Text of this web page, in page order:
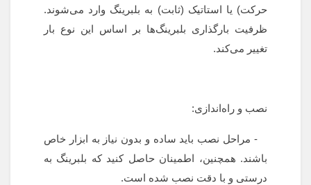
حرکت) یا استاتیک (ثابت) به بلبرینگ وارد می‌شوند.
ظرفیت بارگذاری بلبرینگ‌ها بر اساس این نوع بار
تغییر می‌کند.
نصب و راه‌اندازی:
- مراحل نصب باید ساده و بدون نیاز به ابزار خاص
باشند. همچنین، اطمینان حاصل کنید که بلبرینگ به
درستی و با دقت نصب شده است.